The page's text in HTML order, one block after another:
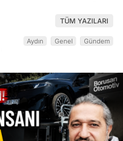
TÜM YAZILARI
Aydın Genel Gündem